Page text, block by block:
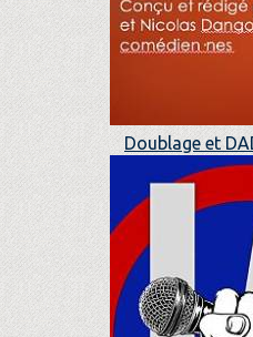
Doublage et